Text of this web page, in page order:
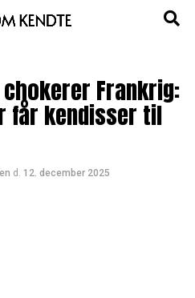
Frankrig:
får kendisser til
d. 12. december 2025